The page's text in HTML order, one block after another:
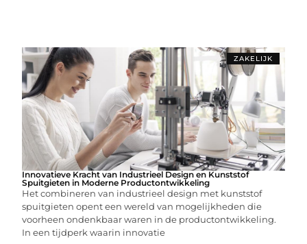
ZAKELIJK
Innovatieve Kracht van Industrieel Design en Kunststof
Spuitgieten in Moderne Productontwikkeling
Het combineren van industrieel design met kunststof
spuitgieten opent een wereld van mogelijkheden die
voorheen ondenkbaar waren in de productontwikkeling.
In een tijdperk waarin innovatie